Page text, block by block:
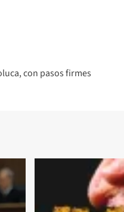
con pasos firmes